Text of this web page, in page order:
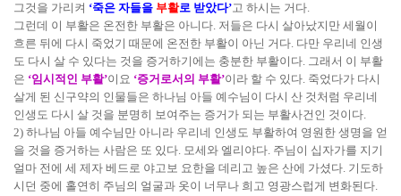
그것을 가리켜 ‘죽은 자들을 부활로 받았다’고 하시는 거다.
그런데 이 부활은 온전한 부활은 아니다. 저들은 다시 살아났지만 세월이
흐른 뒤에 다시 죽었기 때문에 온전한 부활이 아닌 거다. 다만 우리네 인생
도 다시 살 수 있다는 것을 증거하기에는 충분한 부활이다. 그래서 이 부활
은 ‘임시적인 부활’이요 ‘증거로서의 부활’이라 할 수 있다. 죽었다가 다시
살게 된 신구약의 인물들은 하나님 아들 예수님이 다시 산 것처럼 우리네
인생도 다시 살 것을 분명히 보여주는 증거가 되는 부활사건인 것이다.
2) 하나님 아들 예수님만 아니라 우리네 인생도 부활하여 영원한 생명을 얻
을 것을 증거하는 사람은 또 있다. 모세와 엘리야다. 주님이 십자가를 지기
얼마 전에 세 제자 베드로 야고보 요한을 데리고 높은 산에 가셨다. 기도하
시던 중에 홀연히 주님의 얼굴과 옷이 너무나 희고 영광스럽게 변화된다.